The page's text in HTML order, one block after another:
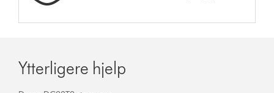
Ytterligere hjelp